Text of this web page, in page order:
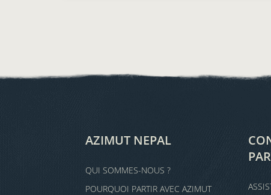
AZIMUT NEPAL
QUI SOMMES-NOUS ?
POURQUOI PARTIR AVEC AZIMUT